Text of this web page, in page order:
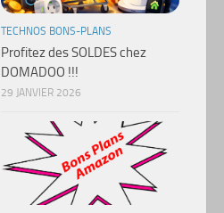
TECHNOS BONS-PLANS
Profitez des SOLDES chez
DOMADOO !!!
29 JANVIER 2026